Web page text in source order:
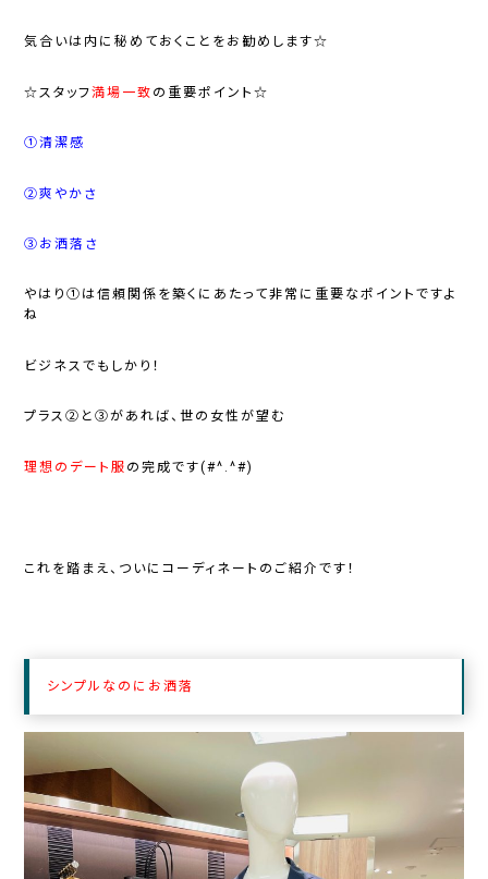
気合いは内に秘めておくことをお勧めします☆
☆ スタッフ満場一致 の重要ポイント☆
①清潔感
②爽やかさ
③お洒落さ
やはり①は信頼関係を築くにあたって非常に重要なポイントですよ
ね
ビジネスでもしかり！
プラス②と③があれば、世の女性が望む
理想のデート服 の完成です(#^.^#)
これを踏まえ、ついにコーディネートのご紹介です！
シンプルなのにお洒落